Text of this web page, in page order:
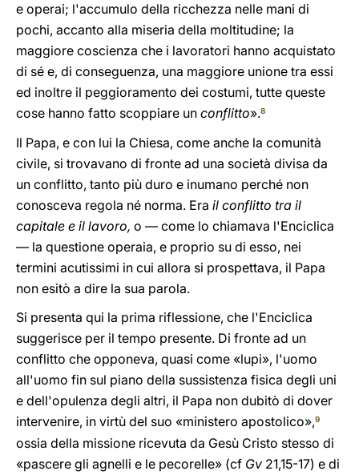
e operai; l'accumulo della ricchezza nelle mani di
pochi, accanto alla miseria della moltitudine; la
maggiore coscienza che i lavoratori hanno acquistato
di sé e, di conseguenza, una maggiore unione tra essi
ed inoltre il peggioramento dei costumi, tutte queste
cose hanno fatto scoppiare un conflitto».8
Il Papa, e con lui la Chiesa, come anche la comunità
civile, si trovavano di fronte ad una società divisa da
un conflitto, tanto più duro e inumano perché non
conosceva regola né norma. Era il conflitto tra il
capitale e il lavoro, o — come lo chiamava l'Enciclica
— la questione operaia, e proprio su di esso, nei
termini acutissimi in cui allora si prospettava, il Papa
non esitò a dire la sua parola.
Si presenta qui la prima riflessione, che l'Enciclica
suggerisce per il tempo presente. Di fronte ad un
conflitto che opponeva, quasi come «lupi», l'uomo
all'uomo fin sul piano della sussistenza fisica degli uni
e dell'opulenza degli altri, il Papa non dubitò di dover
intervenire, in virtù del suo «ministero apostolico»,9
ossia della missione ricevuta da Gesù Cristo stesso di
«pascere gli agnelli e le pecorelle» (cf Gv 21,15-17) e di